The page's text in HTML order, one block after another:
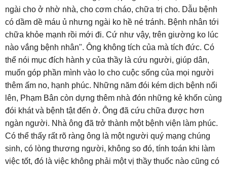
ngài cho ở nhờ nhà, cho cơm cháo, chữa trị cho. Dẫu bệnh
có dầm dề máu ủ nhưng ngài ko hề né tránh. Bệnh nhân tới
chữa khỏe mạnh rồi mới đi. Cứ như vậy, trên giường ko lúc
nào vắng bệnh nhân". Ông không tích của mà tích đức. Có
thể nói mục đích hành y của thầy là cứu người, giúp dân,
muốn góp phần mình vào lo cho cuộc sống của mọi người
thêm ấm no, hạnh phúc. Những năm đói kém dịch bệnh nổi
lên, Phạm Bân còn dựng thêm nhà đón những kẻ khốn cùng
đói khát và bệnh tật đến ở. Ông đã cứu chữa được hơn
ngàn người. Nhà ông đã trở thành một bệnh viện làm phúc.
Có thể thấy rất rõ ràng ông là một người quý mạng chúng
sinh, có lòng thương người, không so đó, tính toán khi làm
việc tốt, đó là việc không phải một vị thầy thuốc nào cũng có